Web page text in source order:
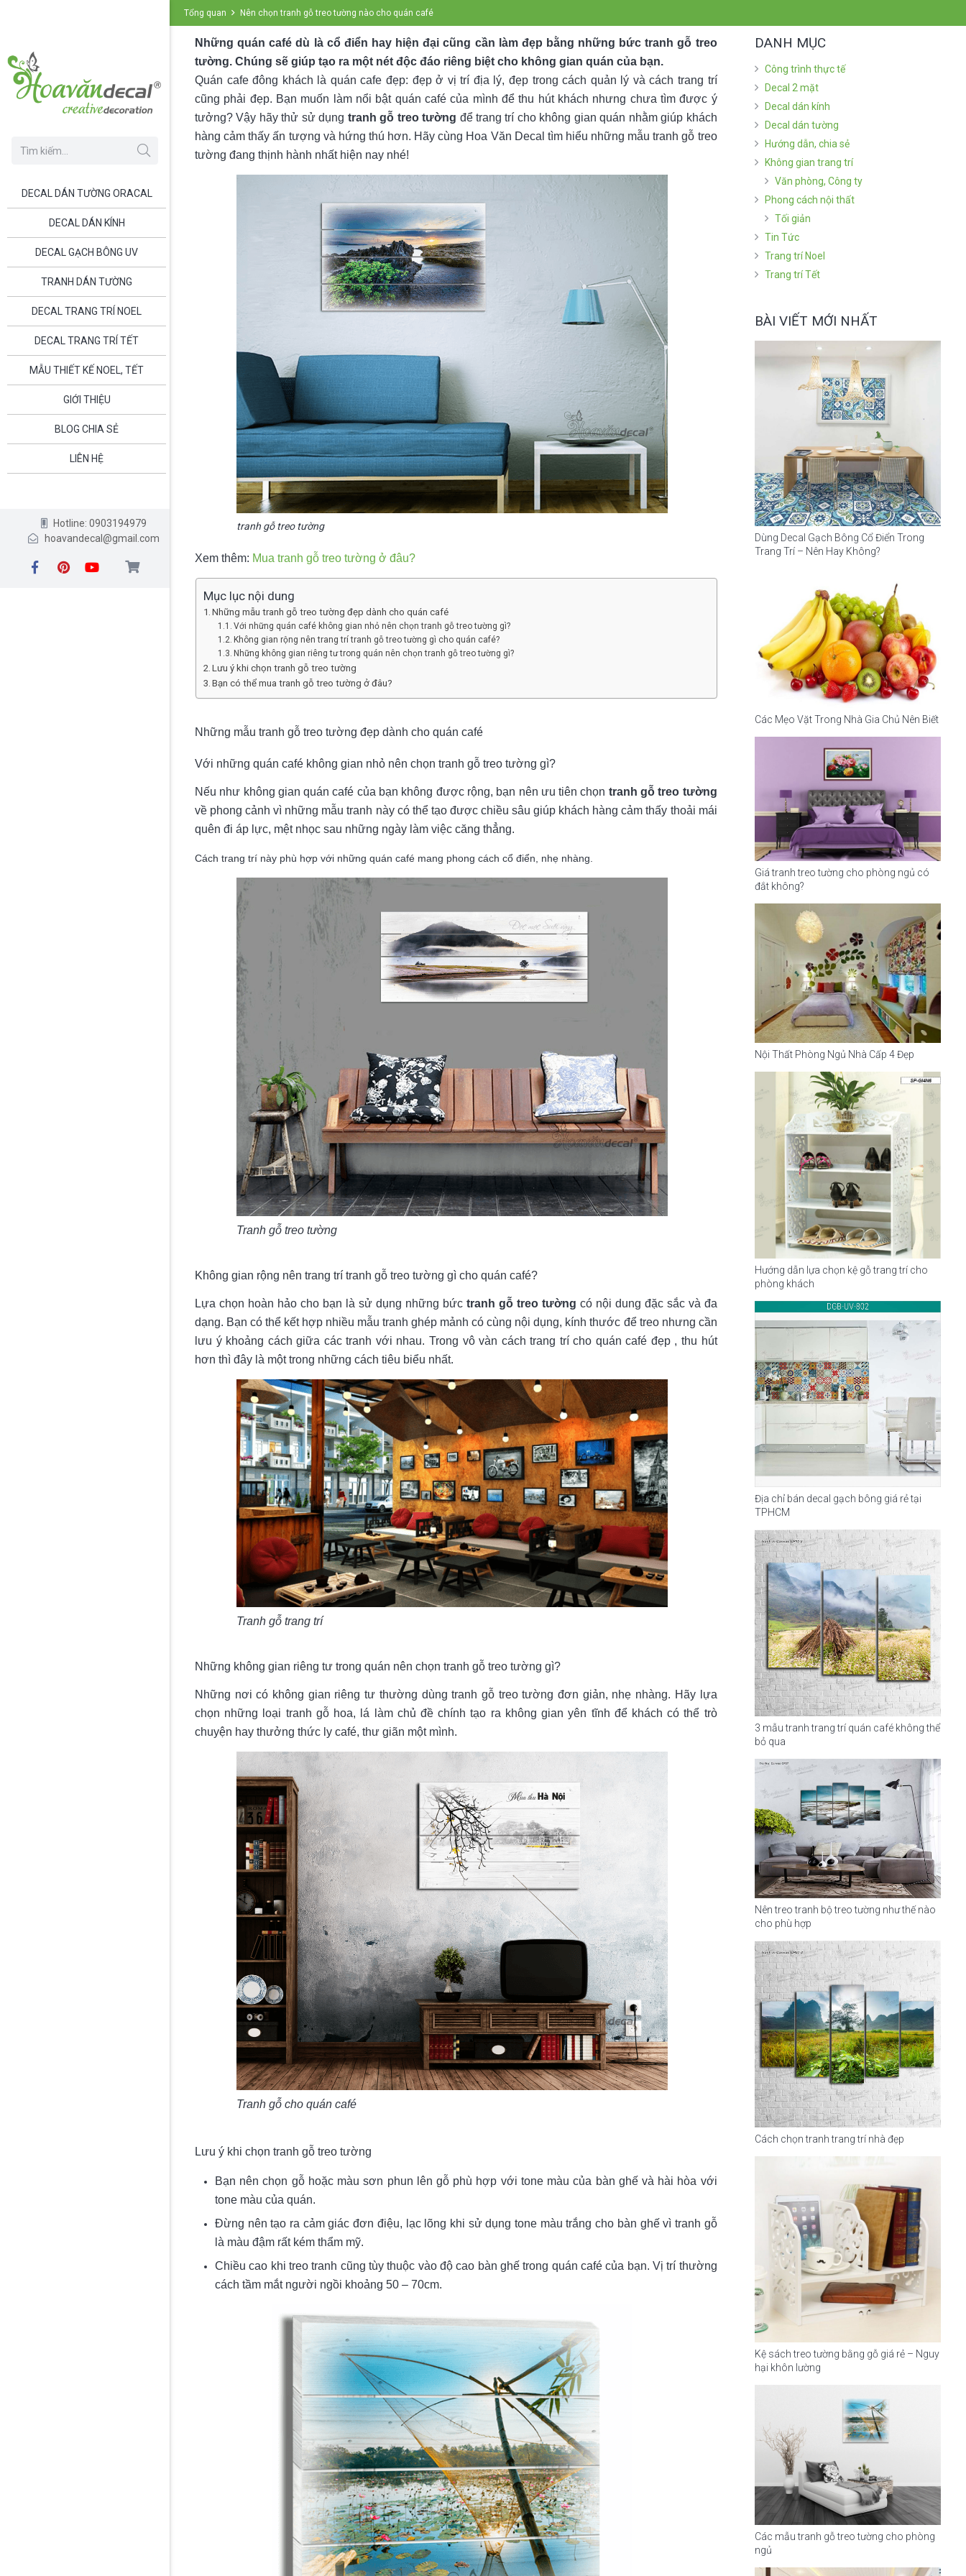
DECAL DÁN TƯỜNG ORACAL
DECAL DÁN KÍNH
DECAL GẠCH BÔNG UV
TRANH DÁN TƯỜNG
DECAL TRANG TRÍ NOEL
DECAL TRANG TRÍ TẾT
MẪU THIẾT KẾ NOEL, TẾT
GIỚI THIỆU
BLOG CHIA SẺ
LIÊN HỆ
Hotline: 0903194979
hoavandecal@gmail.com
Tổng quan Nên chọn tranh gỗ treo tường nào cho quán café
Những quán café dù là cổ điển hay hiện đại cũng cần làm đẹp bằng những bức tranh gỗ treo
tường. Chúng sẽ giúp tạo ra một nét độc đáo riêng biệt cho không gian quán của bạn.
Quán cafe đông khách là quán cafe đẹp: đẹp ở vị trí địa lý, đẹp trong cách quản lý và cách trang trí
cũng phải đẹp. Bạn muốn làm nổi bật quán café của mình để thu hút khách nhưng chưa tìm được ý
tưởng? Vậy hãy thử sử dụng tranh gỗ treo tường để trang trí cho không gian quán nhằm giúp khách
hàng cảm thấy ấn tượng và hứng thú hơn. Hãy cùng Hoa Văn Decal tìm hiểu những mẫu tranh gỗ treo
tường đang thịnh hành nhất hiện nay nhé!
tranh gỗ treo tường
Xem thêm: Mua tranh gỗ treo tường ở đâu?
Mục lục nội dung
Những mẫu tranh gỗ treo tường đẹp dành cho quán café
Với những quán café không gian nhỏ nên chọn tranh gỗ treo tường gì?
Không gian rộng nên trang trí tranh gỗ treo tường gì cho quán café?
Những không gian riêng tư trong quán nên chọn tranh gỗ treo tường gì?
Lưu ý khi chọn tranh gỗ treo tường
Bạn có thể mua tranh gỗ treo tường ở đâu?
Những mẫu tranh gỗ treo tường đẹp dành cho quán café
Với những quán café không gian nhỏ nên chọn tranh gỗ treo tường gì?
Nếu như không gian quán café của bạn không được rộng, bạn nên ưu tiên chọn tranh gỗ treo tường
về phong cảnh vì những mẫu tranh này có thể tạo được chiều sâu giúp khách hàng cảm thấy thoải mái
quên đi áp lực, mệt nhọc sau những ngày làm việc căng thẳng.
Cách trang trí này phù hợp với những quán café mang phong cách cổ điển, nhẹ nhàng.
Tranh gỗ treo tường
Không gian rộng nên trang trí tranh gỗ treo tường gì cho quán café?
Lựa chọn hoàn hảo cho bạn là sử dụng những bức tranh gỗ treo tường có nội dung đặc sắc và đa
dạng. Bạn có thể kết hợp nhiều mẫu tranh ghép mảnh có cùng nội dụng, kính thước để treo nhưng cần
lưu ý khoảng cách giữa các tranh với nhau. Trong vô vàn cách trang trí cho quán café đẹp , thu hút
hơn thì đây là một trong những cách tiêu biểu nhất.
Tranh gỗ trang trí
Những không gian riêng tư trong quán nên chọn tranh gỗ treo tường gì?
Những nơi có không gian riêng tư thường dùng tranh gỗ treo tường đơn giản, nhẹ nhàng. Hãy lựa
chọn những loại tranh gỗ hoa, lá làm chủ đề chính tạo ra không gian yên tĩnh để khách có thể trò
chuyện hay thưởng thức ly café, thư giãn một mình.
Tranh gỗ cho quán café
Lưu ý khi chọn tranh gỗ treo tường
Bạn nên chọn gỗ hoặc màu sơn phun lên gỗ phù hợp với tone màu của bàn ghế và hài hòa với
tone màu của quán.
Đừng nên tạo ra cảm giác đơn điệu, lạc lõng khi sử dụng tone màu trắng cho bàn ghế vì tranh gỗ
là màu đậm rất kém thẩm mỹ.
Chiều cao khi treo tranh cũng tùy thuộc vào độ cao bàn ghế trong quán café của bạn. Vị trí thường
cách tầm mắt người ngồi khoảng 50 – 70cm.
DANH MỤC
Công trình thực tế
Decal 2 mặt
Decal dán kính
Decal dán tường
Hướng dẫn, chia sẻ
Không gian trang trí
Văn phòng, Công ty
Phong cách nội thất
Tối giản
Tin Tức
Trang trí Noel
Trang trí Tết
BÀI VIẾT MỚI NHẤT
Dùng Decal Gạch Bông Cổ Điển Trong
Trang Trí – Nên Hay Không?
Các Mẹo Vặt Trong Nhà Gia Chủ Nên Biết
Giá tranh treo tường cho phòng ngủ có
đắt không?
Nội Thất Phòng Ngủ Nhà Cấp 4 Đẹp
Hướng dẫn lựa chọn kệ gỗ trang trí cho
phòng khách
Địa chỉ bán decal gạch bông giá rẻ tại
TPHCM
3 mẫu tranh trang trí quán café không thể
bỏ qua
Nên treo tranh bộ treo tường như thế nào
cho phù hợp
Cách chọn tranh trang trí nhà đẹp
Kệ sách treo tường bằng gỗ giá rẻ – Nguy
hại khôn lường
Các mẫu tranh gỗ treo tường cho phòng
ngủ